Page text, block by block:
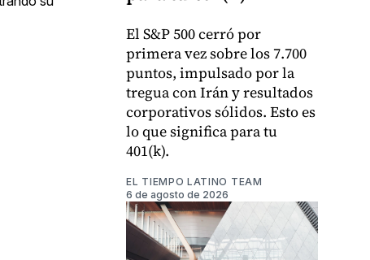
El S&P 500 cerró por
primera vez sobre los 7.700
puntos, impulsado por la
tregua con Irán y resultados
corporativos sólidos. Esto es
lo que significa para tu
401(k).
EL TIEMPO LATINO TEAM
6 de agosto de 2026